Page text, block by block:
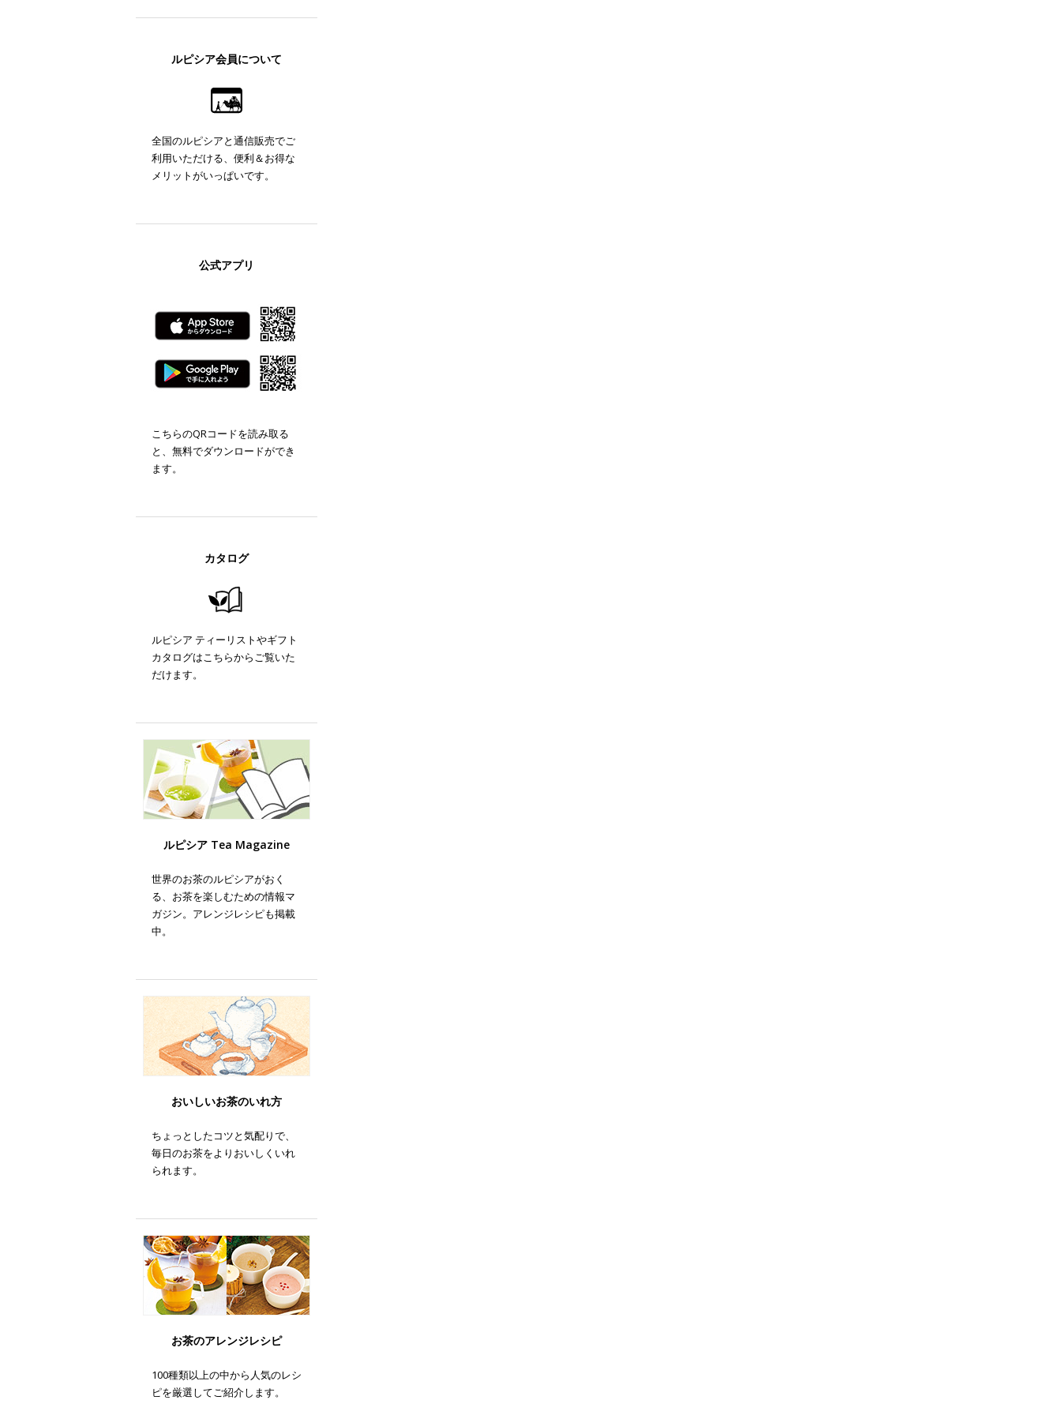
ルピシア会員について
全国のルピシアと通信販売でご
利用いただける、便利＆お得な
メリットがいっぱいです。
公式アプリ
こちらのQRコードを読み取る
と、無料でダウンロードができ
ます。
カタログ
ルピシア ティーリストやギフト
カタログはこちらからご覧いた
だけます。
ルピシア Tea Magazine
世界のお茶のルピシアがおく
る、お茶を楽しむための情報マ
ガジン。アレンジレシピも掲載
中。
おいしいお茶のいれ方
ちょっとしたコツと気配りで、
毎日のお茶をよりおいしくいれ
られます。
お茶のアレンジレシピ
100種類以上の中から人気のレシ
ピを厳選してご紹介します。